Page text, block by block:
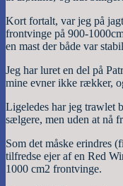
Kort fortalt, var jeg på
frontvinge på 900-
en mast der både var
Jeg har luret en del på
mine evner ikke rækker,
Ligeledes har jeg trawlet
sælgere, men uden at nå
Som det måske erindres
tilfredse ejer af en Red
1000 cm2 frontvinge.